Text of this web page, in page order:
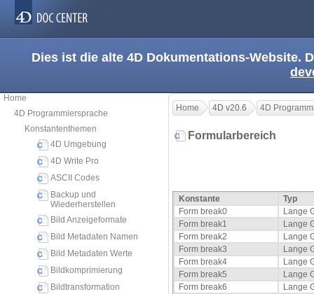
Dies ist die alte 4D Dokumentations-Website.
Home
4D Programmiersprache
Konstantenthemen
4D Umgebung
4D Write Pro
ASCII Codes
Backup und
Wiederherstellen
Bild Anzeigeformate
Bild Metadaten Namen
Bild Metadaten Werte
Bildkomprimierung
Bildtransformation
Home 4D v20.6 4D
Formularbereich
Konstante
Typ
Form break0
Lange
Form break1
Lange
Form break2
Lange
Form break3
Lange
Form break4
Lange
Form break5
Lange
Form break6
Lange